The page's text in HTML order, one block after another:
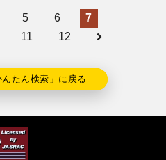
5 6
7
11 12
たん検索」に戻る